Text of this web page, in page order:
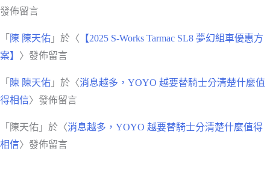
發佈留言
「 陳 陳天佑 」於〈
【2025 S-Works Tarmac SL8 夢幻組車優惠方
案】
〉發佈留言
「 陳 陳天佑 」於〈消息越多，YOYO 越要替騎士分清楚什麼值
得相信〉發佈留言
「 陳天佑 」於〈消息越多，YOYO 越要替騎士分清楚什麼值得
相信〉發佈留言